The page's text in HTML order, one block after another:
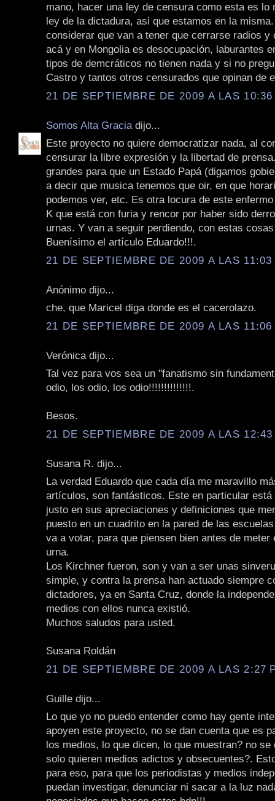
mano, hacer una ley de censura como esta es lo
ley de la dictadura, asi que estamos en la
considerar que van a tener que cerrarse radios y
acá y en Mongolia es desocupación, laburantes
tipos de demcráticos no tienen nada y si no
Castro y tantos otros censurados que opinan de
21 DE SEPTIEMBRE DE 2009 A LAS
Somos Alta Gracia dijo...
Este proyecto no quiere democratizar nada, al
censurar la libre expresión y la libertad de
grandes para que un Estado Papá (digamos
a decir que musica tenemos que oir, en que
podemos ver, etc. Es otra locura de este
K que está con furia y rencor por haber sido
urnas. Y van a seguir perdiendo, con estas
Buenísimo el artículo Eduardo!!!.
21 DE SEPTIEMBRE DE 2009 A LAS
Anónimo dijo...
che, que Maricel diga donde es el cacerolazo.
21 DE SEPTIEMBRE DE 2009 A LAS
Verónica dijo...
Tal vez para vos sea un "fanatismo sin
odio, los odio, los odio!!!!!!!!!!!!!!.
Besos.
21 DE SEPTIEMBRE DE 2009 A LAS 12:43
Susana R. dijo...
La verdad Eduardo que cada día me maravillo
artículos, son fantásticos. Este en particular está
justo en sus apreciaciones y definiciones que
puesto en un cuadrito en la pared de las
va a votar, para que piensen bien antes de meter
urna.
Los Kirchner fueron, son y van a ser unas
simple, y contra la prensa han actuado siempre
dictadores, ya en Santa Cruz, donde la
medios con ellos nunca existió.
Muchos saludos para usted.
Susana Roldán
21 DE SEPTIEMBRE DE 2009 A LAS 2:27
Guille dijo...
Lo que yo no puedo entender como hay gente
apoyen este proyecto, no se dan cuenta que es
los medios, lo que dicen, lo que muestran? no se
solo quieren medios adictos y obsecuentes?.
para eso, para que los periodistas y medios
puedan investigar, denunciar ni sacar a la luz